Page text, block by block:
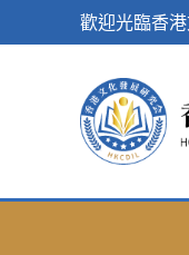
歡迎光臨香